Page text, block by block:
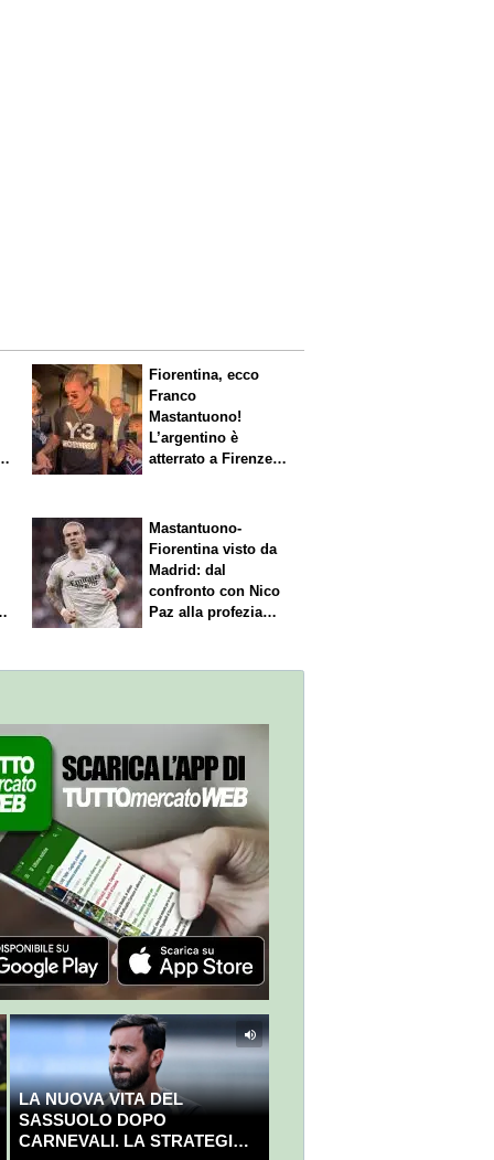
Fiorentina, ecco
Franco
Mastantuono!
L’argentino è
atterrato a Firenze,
Mastantuono-
Fiorentina visto da
Madrid: dal
confronto con Nico
Paz alla profezia
LA NUOVA VITA DEL
SASSUOLO DOPO
CARNEVALI. LA STRATEGIA È